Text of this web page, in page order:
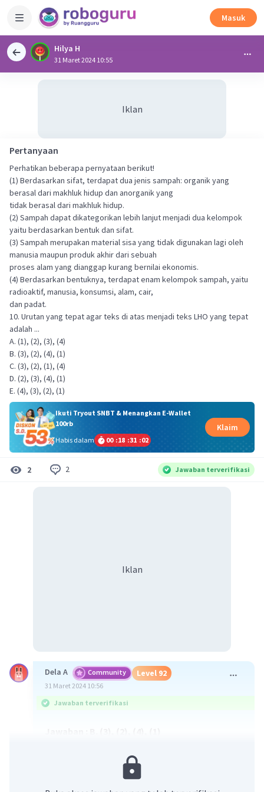
Masuk
Hilya H
31 Maret 2024 10:55
Iklan
Pertanyaan
Perhatikan beberapa pernyataan berikut!
(1) Berdasarkan sifat, terdapat dua jenis sampah: organik yang
berasal dari makhluk hidup dan anorganik yang
tidak berasal dari makhluk hidup.
(2) Sampah dapat dikategorikan lebih lanjut menjadi dua kelompok
yaitu berdasarkan bentuk dan sifat.
(3) Sampah merupakan material sisa yang tidak digunakan lagi oleh
manusia maupun produk akhir dari sebuah
proses alam yang dianggap kurang bernilai ekonomis.
(4) Berdasarkan bentuknya, terdapat enam kelompok sampah, yaitu
radioaktif, manusia, konsumsi, alam, cair,
dan padat.
10. Urutan yang tepat agar teks di atas menjadi teks LHO yang tepat
adalah ...
A. (1), (2), (3), (4)
B. (3), (2), (4), (1)
C. (3), (2), (1), (4)
D. (2), (3), (4), (1)
E. (4), (3), (2), (1)
Ikuti Tryout SNBT & Menangkan E-Wallet
100rb
Habis dalam
00 :18 :31 :01
Klaim
2 2 Jawaban terverifikasi
Iklan
Dela A Community Level 92
31 Maret 2024 10:56
Jawaban terverifikasi
Sebuah paragraf perlu disusun secara logis dan
sistematis. Susunan teks yang tepat adalah